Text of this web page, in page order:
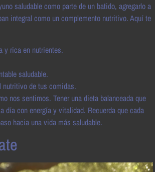
saludable como parte de un batido, agregarlo a
integral como un complemento nutritivo. Aquí te
y rica en nutrientes.
saludable.
nutritivo de tus comidas.
nos sentimos. Tener una dieta balanceada que
día con energía y vitalidad. Recuerda que cada
hacia una vida más saludable.